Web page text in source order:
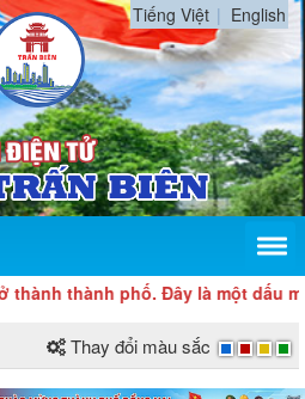
Tiếng Việt English
thành phố. Đây là một dấu mốc
Thay đổi màu sắc